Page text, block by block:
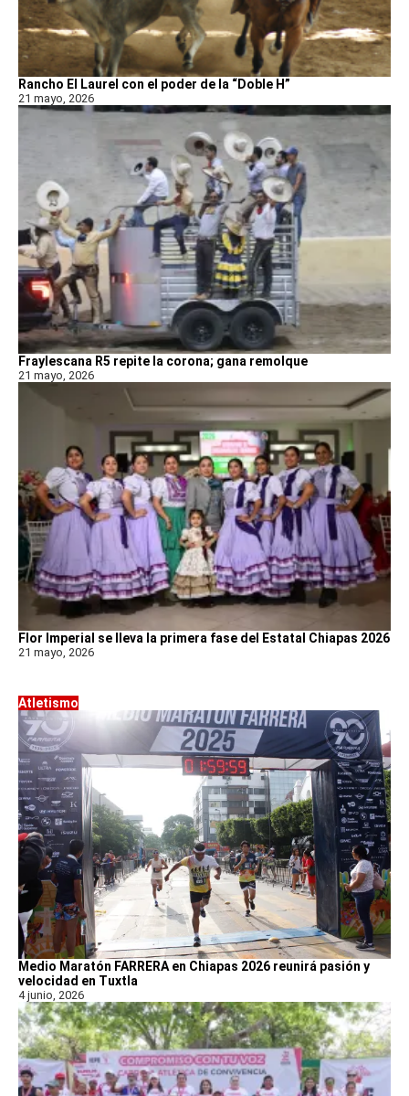
Rancho El Laurel con el poder de la “Doble H”
21 mayo, 2026
Fraylescana R5 repite la corona; gana remolque
21 mayo, 2026
Flor Imperial se lleva la primera fase del Estatal Chiapas 2026
21 mayo, 2026
Atletismo
Medio Maratón FARRERA en Chiapas 2026 reunirá pasión y
velocidad en Tuxtla
4 junio, 2026